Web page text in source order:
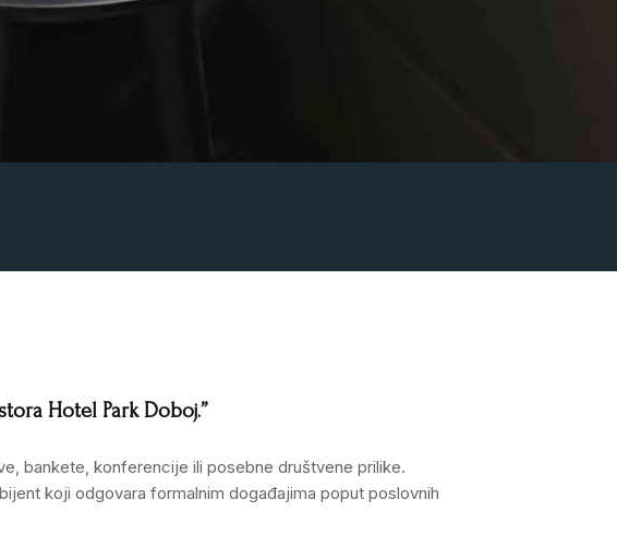
Hotel Park Doboj.”
bankete, konferencije ili posebne društvene prilike.
koji odgovara formalnim događajima poput poslovnih